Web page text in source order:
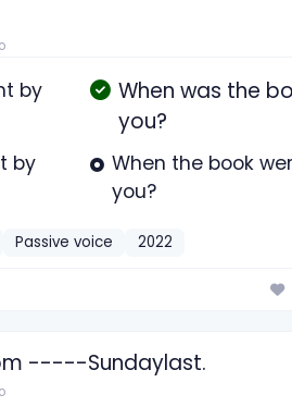
by
When was the
you?
by
When the book
you?
Passive voice 2022
-----Sundaylast.